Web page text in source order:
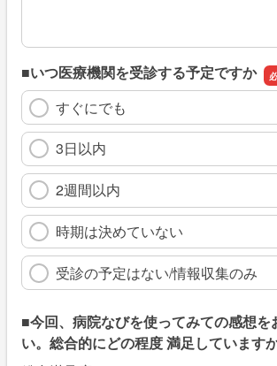
■いつ医療機関を受診する予定ですか
すぐにでも
3日以内
2週間以内
時期は決めていない
受診の予定はない/情報収集のみ
■今回、病院なびを使ってみての感想を
い。総合的にどの程度 満足しています